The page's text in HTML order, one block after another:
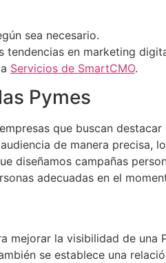
sea necesario.
tendencias en marketing
Servicios de SmartCMO.
Pymes
que buscan destacar
de manera precisa,
diseñamos campañas
adecuadas en el
mejorar la visibilidad de una
se establece una